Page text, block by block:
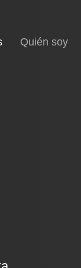
(current)Quién soy